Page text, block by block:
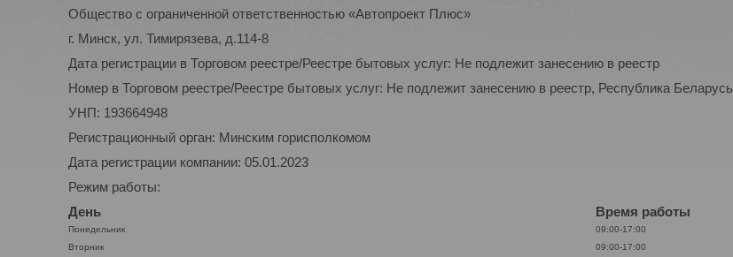
Общество с ограниченной ответственностью «Автопроект Плюс»
г. Минск, ул. Тимирязева, д.114-8
Дата регистрации в Торговом реестре/Реестре бытовых услуг: Не подлежит занесению в реестр
Номер в Торговом реестре/Реестре бытовых услуг: Не подлежит занесению в реестр, Республика Беларусь
УНП: 193664948
Регистрационный орган: Минским горисполкомом
Дата регистрации компании: 05.01.2023
Режим работы:
День
Время работы
Понедельник
09:00-17:00
Вторник
09:00-17:00